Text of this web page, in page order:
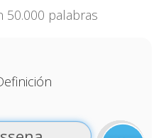
50.000 palabras